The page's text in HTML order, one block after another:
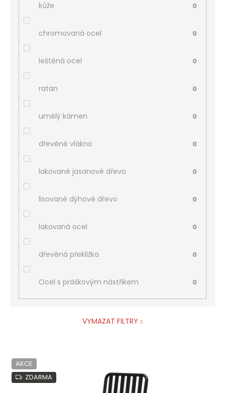
kůže 0
chromovaná ocel 0
leštěná ocel 0
ratan 0
umělý kámen 0
dřevěné vlákno 0
lakované jasanové dřevo 0
lisované dýhové dřevo 0
lakovaná ocel 0
dřevěná překližka 0
Ocel s práškovým nástřikem 0
VYMAZAT FILTRY
V
ý
p
AKCE
ZDARMA